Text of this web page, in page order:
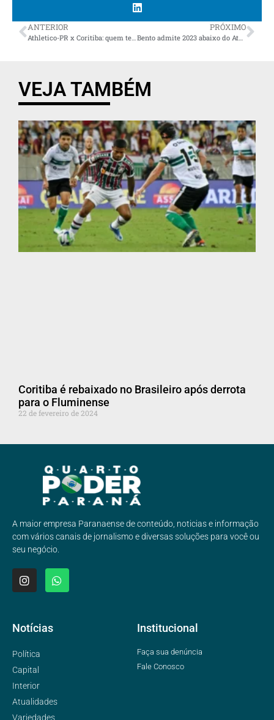
ANTERIOR
Athletico-PR x Coritiba: quem tem a maior média de público pagante em 2023?
PRÓXIMO
Bento admite 2023 abaixo do Athletico-PR e projeta ano do centenário positivo
VEJA TAMBÉM
Coritiba é rebaixado no Brasileiro após derrota
para o Fluminense
22 de fevereiro de 2024
A maior empresa Paranaense de conteúdo, noticias e informação
com vários canais de jornalismo e diversas soluções para você ou
seu negócio.
Notícias
Política
Capital
Interior
Atualidades
Variedades
Institucional
Faça sua denúncia
Fale Conosco